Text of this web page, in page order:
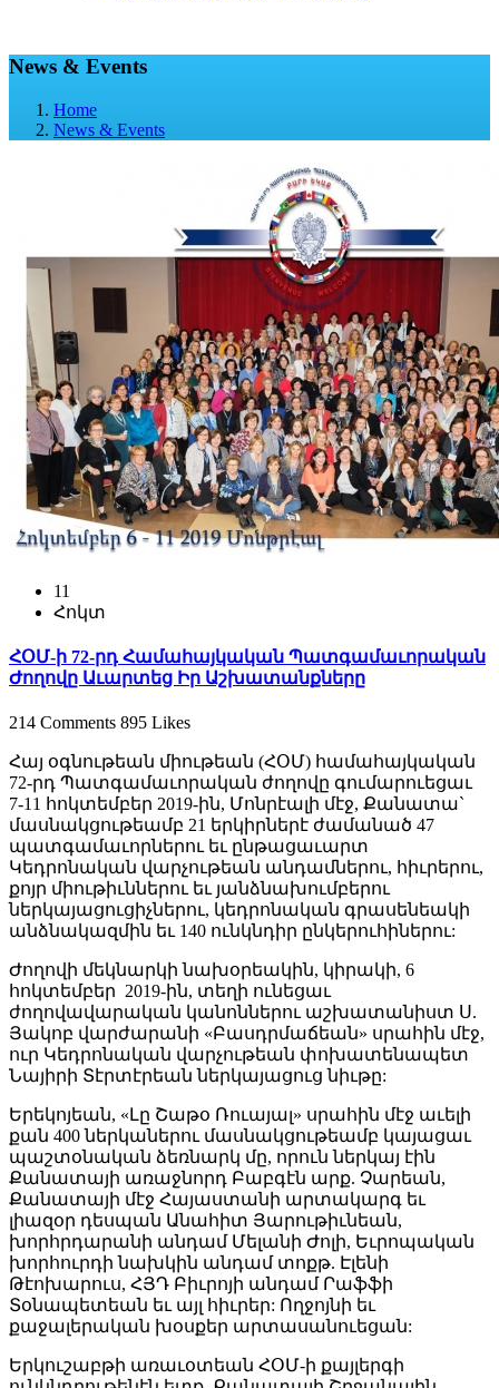
News & Events
Home
News & Events
11
Հոկտ
ՀՕՄ-ի 72-րդ Համահայկական Պատգամաւորական
Ժողովը Աւարտեց Իր Աշխատանքները
214 Comments 895 Likes
Հայ օգնութեան միութեան (ՀՕՄ) համահայկական
72-րդ Պատգամաւորական ժողովը գումարուեցաւ
7-11 հոկտեմբեր 2019-ին, Մոնրէալի մէջ, Քանատա`
մասնակցութեամբ 21 երկիրներէ ժամանած 47
պատգամաւորներու եւ ընթացաւարտ
Կեդրոնական վարչութեան անդամներու, հիւրերու,
քոյր միութիւններու եւ յանձնախումբերու
ներկայացուցիչներու, կեդրոնական գրասենեակի
անձնակազմին եւ 140 ունկնդիր ընկերուհիներու:
Ժողովի մեկնարկի նախօրեակին, կիրակի, 6
հոկտեմբեր 2019-ին, տեղի ունեցաւ
ժողովավարական կանոններու աշխատանիստ Ս.
Յակոբ վարժարանի «Բասդրմաճեան» սրահին մէջ,
ուր Կեդրոնական վարչութեան փոխատենապետ
Նայիրի Տէրտէրեան ներկայացուց նիւթը:
Երեկոյեան, «Լը Շաթօ Ռուայալ» սրահին մէջ աւելի
քան 400 ներկաներու մասնակցութեամբ կայացաւ
պաշտօնական ձեռնարկ մը, որուն ներկայ էին
Քանատայի առաջնորդ Բաբգէն արք. Չարեան,
Քանատայի մէջ Հայաստանի արտակարգ եւ
լիազօր դեսպան Անահիտ Յարութիւնեան,
խորհրդարանի անդամ Մելանի Ժոլի, Եւրոպական
խորհուրդի նախկին անդամ տոքթ. Էլենի
Թէոխարուս, ՀՅԴ Բիւրոյի անդամ Րաֆֆի
Տօնապետեան եւ այլ հիւրեր: Ողջոյնի եւ
քաջալերական խօսքեր արտասանուեցան:
Երկուշաբթի առաւօտեան ՀՕՄ-ի քայլերգի